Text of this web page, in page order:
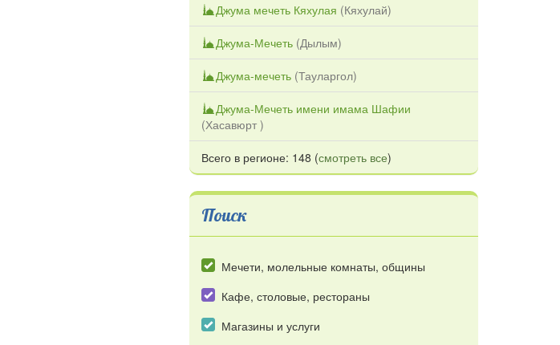
Джума мечеть Кяхулая (Кяхулай)
Джума-Мечеть (Дылым)
Джума-мечеть (Тауларгол)
Джума-Мечеть имени имама Шафии
(Хасавюрт )
Всего в регионе: 148 (смотреть все)
Поиск
Мечети, молельные комнаты, общины
Кафе, столовые, рестораны
Магазины и услуги